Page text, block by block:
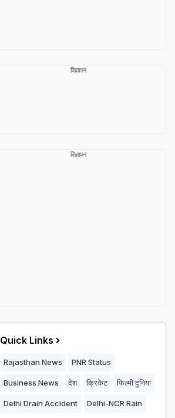
विज्ञापन
विज्ञापन
Quick Links
Rajasthan News PNR Status
Business News देश क्रिकेट फिल्मी दुनिया
Delhi Drain Accident Delhi-NCR Rain